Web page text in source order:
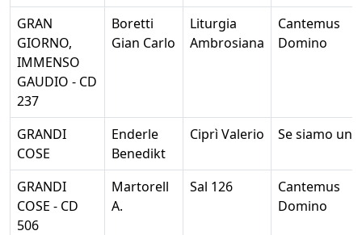
GRAN
GIORNO,
IMMENSO
GAUDIO - CD
237
Boretti
Gian Carlo
Liturgia
Ambrosiana
Cantemus
Domino
GRANDI
COSE
Enderle
Benedikt
Ciprì Valerio Se siamo
GRANDI
COSE - CD
506
Martorell
A.
Sal 126
Cantemus
Domino